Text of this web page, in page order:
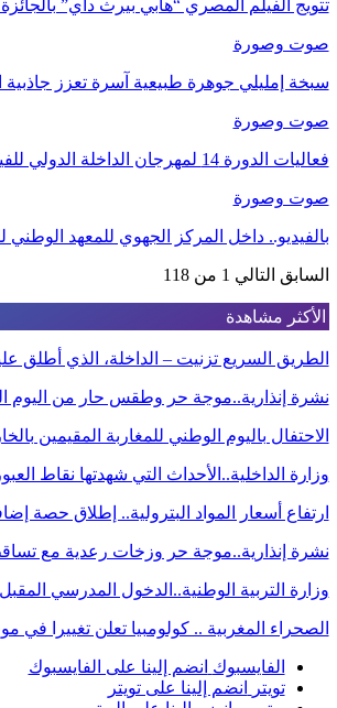
تتويج الفيلم المصري “هابي بيرث داي”
صوت وصورة
سبخة إمليلي جوهرة طبيعية آسرة تعزز جاذبية
صوت وصورة
فعاليات الدورة 14 لمهرجان الداخلة الدولي للفيلم
صوت وصورة
بالفيديو.. داخل المركز الجهوي للمعهد
السابق التالي 1 من 118
الأكثر مشاهدة
الطريق السريع تزنيت – الداخلة، الذي أطلق
نشرة إنذارية..موجة حر وطقس حار من اليوم
الاحتفال باليوم الوطني للمغاربة المقيمين
وزارة الداخلية..الأحداث التي شهدتها نقاط
ارتفاع أسعار المواد البترولية.. إطلاق حصة
نشرة إنذارية..موجة حر وزخات رعدية مع
وزارة التربية الوطنية..الدخول المدرسي
الصحراء المغربية .. كولومبيا تعلن تغييرا في
الفايسبوك انضم إلينا على الفايسبوك
تويتر
انضم إلينا على تويتر